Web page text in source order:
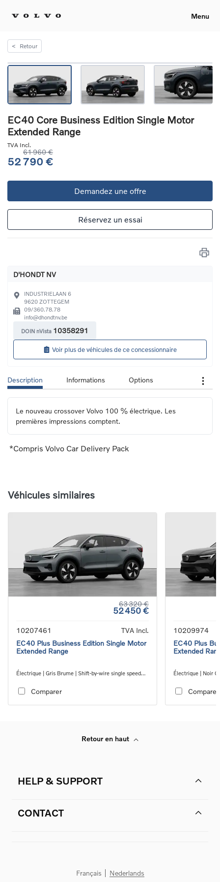
Menu
< Retour
EC40 Core Business Edition Single Motor
Extended Range
TVA Incl.
61 960 €
52 790 €
Demandez une offre
Réservez un essai
D'HONDT NV
INDUSTRIELAAN 6
9620 ZOTTEGEM
09/360.78.78
info@dhondtnv.be
DOIN nVista 10358291
Voir plus de véhicules de ce concessionnaire
Description Informations Options
Le nouveau crossover Volvo 100 % électrique. Les
premières impressions comptent.
*Compris Volvo Car Delivery Pack
Véhicules similaires
63 320 €
52 450 €
10207461
TVA Incl.
EC40 Plus Business Edition Single Motor
Extended Range
Électrique | Gris Brume | Shift-by-wire single speed
Comparer
10209974
EC40 Plus
Extended
Électrique | Noir
Comparer
Retour en haut
HELP & SUPPORT
CONTACT
Français Nederlands